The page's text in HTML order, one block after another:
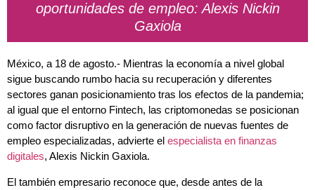
oportunidades de empleo: Alexis Nickin
Gaxiola
México, a 18 de agosto.- Mientras la economía a nivel global
sigue buscando rumbo hacia su recuperación y diferentes
sectores ganan posicionamiento tras los efectos de la pandemia;
al igual que el entorno Fintech, las criptomonedas se posicionan
como factor disruptivo en la generación de nuevas fuentes de
empleo especializadas, advierte el especialista en finanzas
digitales, Alexis Nickin Gaxiola.
El también empresario reconoce que, desde antes de la